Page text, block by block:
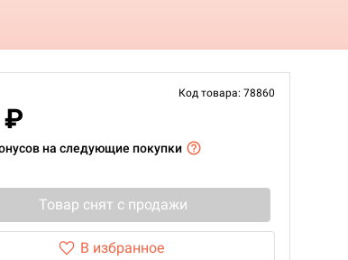
Код товара: 78860
₽
на следующие покупки
Товар снят с продажи
В избранное